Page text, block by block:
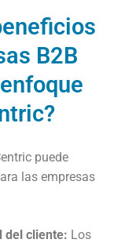
B2B
puede
las empresas
del cliente: Los